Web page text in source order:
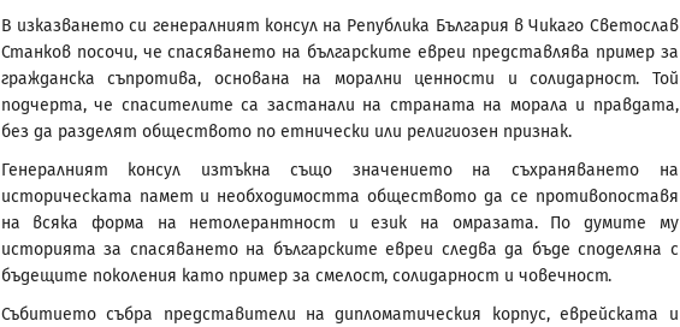
В изказването си генералният консул на Република България в Чикаго Светослав
Станков посочи, че спасяването на българските евреи представлява пример за
гражданска съпротива, основана на морални ценности и солидарност. Той
подчерта, че спасителите са застанали на страната на морала и правдата,
без да разделят обществото по етнически или религиозен признак.
Генералният консул изтъкна също значението на съхраняването на
историческата памет и необходимостта обществото да се противопоставя
на всяка форма на нетолерантност и език на омразата. По думите му
историята за спасяването на българските евреи следва да бъде споделяна с
бъдещите поколения като пример за смелост, солидарност и човечност.
Събитието събра представители на дипломатическия корпус, еврейската и